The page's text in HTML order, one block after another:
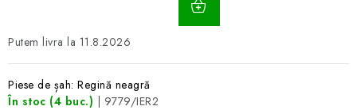
COŞ
11.8.2026
Piese de șah: Regină neagră
În stoc (4 buc.) | 9779/IER2